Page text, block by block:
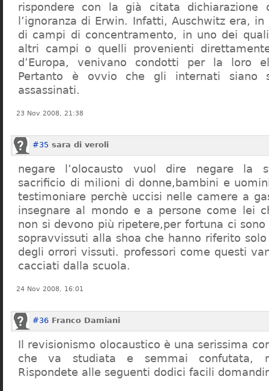
rispondere con la già citata dichiarazione
l’ignoranza di Erwin. Infatti, Auschwitz era,
di campi di concentramento, in uno dei
altri campi o quelli provenienti
d’Europa, venivano condotti per la loro
Pertanto è ovvio che gli internati siano
assassinati.
23 Nov 2008, 21:38
#35 sara di veroli
negare l’olocausto vuol dire negare la
sacrificio di milioni di donne,bambini e
testimoniare perchè uccisi nelle camere a
insegnare al mondo e a persone come lei
non si devono più ripetere,per fortuna ci
sopravvissuti alla shoa che hanno riferito
degli orrori vissuti. professori come questi
cacciati dalla scuola.
24 Nov 2008, 16:01
#36 Franco Damiani
Il revisionismo olocaustico è una serissima
che va studiata e semmai confutata,
Rispondete alle seguenti dodici facili